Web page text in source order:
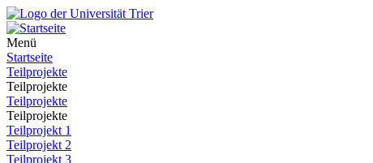
Menü
Startseite
Teilprojekte
Teilprojekte
Teilprojekte
Teilprojekte
Teilprojekt 1
Teilprojekt 2
Teilprojekt 3